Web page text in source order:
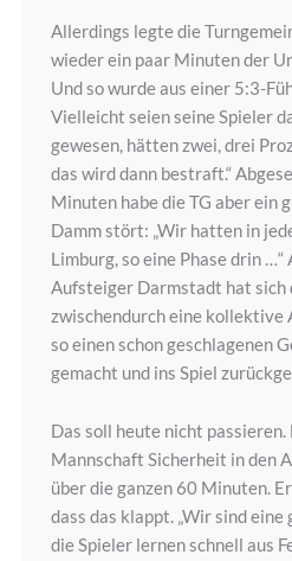
Allerdings legte die
wieder ein paar Minuten der
Und so wurde aus einer 5:3-
Vielleicht seien seine Spieler
gewesen, hätten zwei, drei
das wird dann bestraft.“
Minuten habe die TG aber ein
Damm stört: „Wir hatten in
Limburg, so eine Phase drin
Aufsteiger Darmstadt hat sich
zwischendurch eine kollektive
so einen schon geschlagenen
gemacht und ins Spiel
Das soll heute nicht
Mannschaft Sicherheit in den
über die ganzen 60 Minuten.
dass das klappt. „Wir sind
die Spieler lernen schnell aus